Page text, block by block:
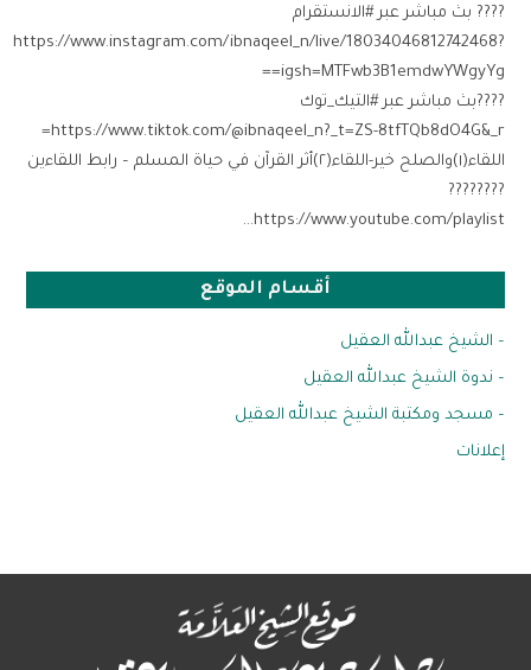
???? بث مباشر عبر #الانستقرام
‏https://www.instagram.com/ibnaqeel_n/live/18034046812742468?
igsh=MTFwb3B1emdwYWgyYg==
????بث مباشر عبر #التيك_توك
https://www.tiktok.com/@ibnaqeel_n?_t=ZS-8tfTQb8dO4G&_r=
اللقاء(١)والصلح خير-اللقاء(٢)أثر القرآن في حياة المسلم – رابط اللقاءين
????????
https://www.youtube.com/playlist…
أقسام الموقع
– الشيخ عبدالله العقيل
– ندوة الشيخ عبدالله العقيل
– مسجد ومكتبة الشيخ عبدالله العقيل
إعلانات